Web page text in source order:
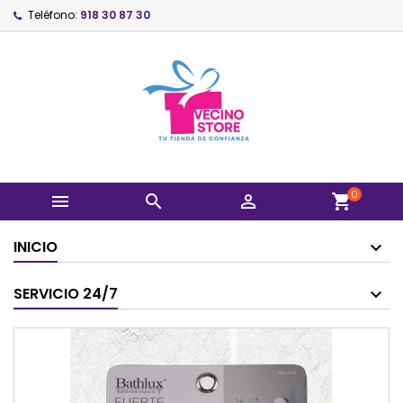
Teléfono: 918 30 87 30
   shopping_cart0
INICIO
SERVICIO 24/7